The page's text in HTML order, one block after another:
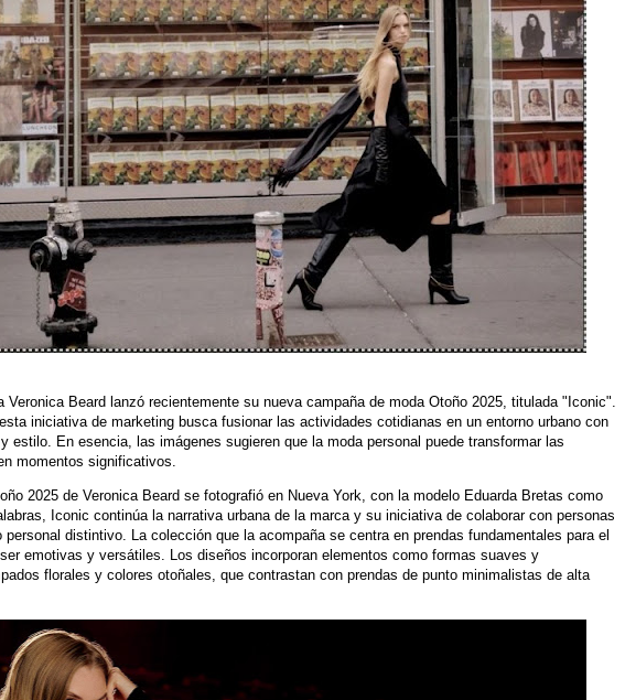
Veronica Beard lanzó recientemente su nueva campaña de moda Otoño 2025, titulada "Iconic".
iniciativa de marketing busca fusionar las actividades cotidianas en un entorno urbano con
estilo. En esencia, las imágenes sugieren que la moda personal puede transformar las
momentos significativos.
2025 de Veronica Beard se fotografió en Nueva York, con la modelo Eduarda Bretas como
Iconic continúa la narrativa urbana de la marca y su iniciativa de colaborar con personas
distintivo. La colección que la acompaña se centra en prendas fundamentales para el
emotivas y versátiles. Los diseños incorporan elementos como formas suaves y
florales y colores otoñales, que contrastan con prendas de punto minimalistas de alta